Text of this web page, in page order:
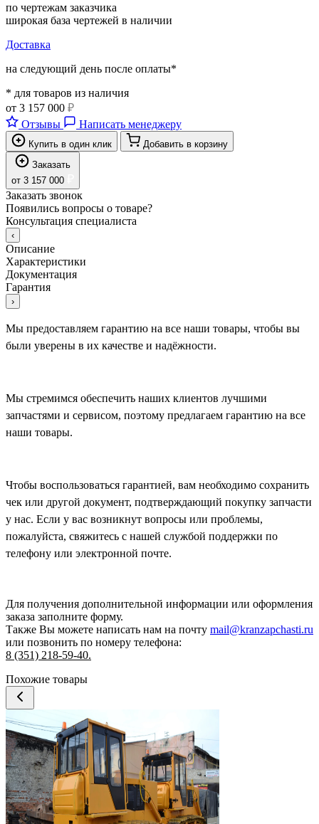
по чертежам заказчика
широкая база чертежей в наличии
Доставка
на следующий день после оплаты*
* для товаров из наличия
от 3 157 000 ₽
Отзывы
Написать менеджеру
Купить в один клик
Добавить в корзину
Заказать
от 3 157 000
Заказать звонок
Появились вопросы о товаре?
Консультация специалиста
‹
Описание
Характеристики
Документация
Гарантия
›
Мы предоставляем гарантию на все наши товары, чтобы вы
были уверены в их качестве и надёжности.
Мы стремимся обеспечить наших клиентов лучшими
запчастями и сервисом, поэтому предлагаем гарантию на все
наши товары.
Чтобы воспользоваться гарантией, вам необходимо сохранить
чек или другой документ, подтверждающий покупку запчасти
у нас. Если у вас возникнут вопросы или проблемы,
пожалуйста, свяжитесь с нашей службой поддержки по
телефону или электронной почте.
Для получения дополнительной информации или оформления
заказа заполните форму.
Также Вы можете написать нам на почту mail@kranzapchasti.ru
или позвонить по номеру телефона:
8 (351) 218-59-40.
Похожие товары